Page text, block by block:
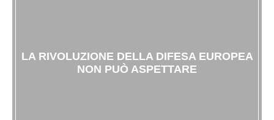
LA RIVOLUZIONE DELLA DIFESA EUROPEA
NON PUÒ ASPETTARE